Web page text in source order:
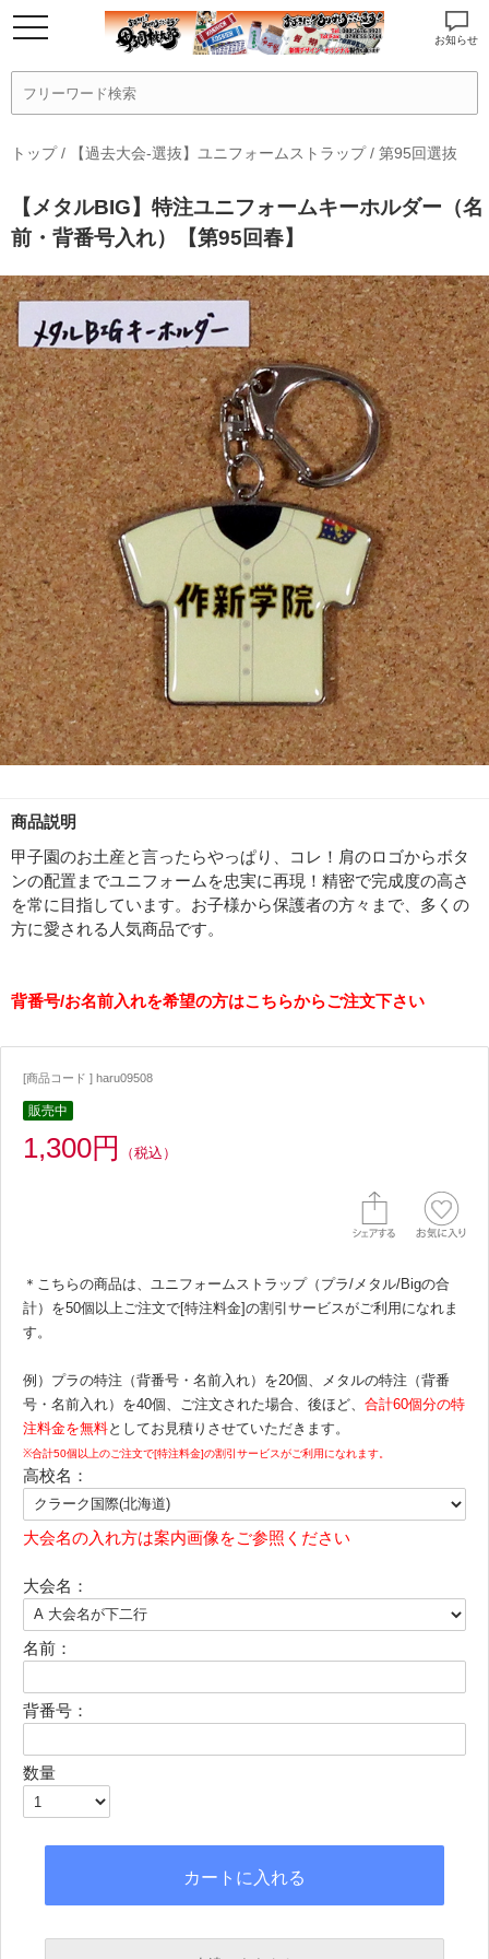
お知らせ
トップ/ 【過去大会-選抜】ユニフォームストラップ/ 第95回選抜
【メタルBIG】特注ユニフォームキーホルダー（名
前・背番号入れ）【第95回春】
商品説明
甲子園のお土産と言ったらやっぱり、コレ！肩のロゴからボタ
ンの配置までユニフォームを忠実に再現！精密で完成度の高さ
を常に目指しています。お子様から保護者の方々まで、多くの
方に愛される人気商品です。
背番号/お名前入れを希望の方はこちらからご注文下さい
[商品コード ] haru09508
販売中
1,300円 （税込）
＊こちらの商品は、ユニフォームストラップ（プラ/メタル/Bigの合
計）を50個以上ご注文で[特注料金]の割引サービスがご利用になれま
す。
例）プラの特注（背番号・名前入れ）を20個、メタルの特注（背番
号・名前入れ）を40個、ご注文された場合、後ほど、 合計60個分の特
注料金を無料としてお見積りさせていただきます。
※合計50個以上のご注文で[特注料金]の割引サービスがご利用になれます。
高校名：
大会名の入れ方は案内画像をご参照ください
大会名：
名前：
背番号：
数量